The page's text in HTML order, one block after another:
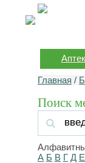
Главная /
Поиск
А Б В Г Д Е